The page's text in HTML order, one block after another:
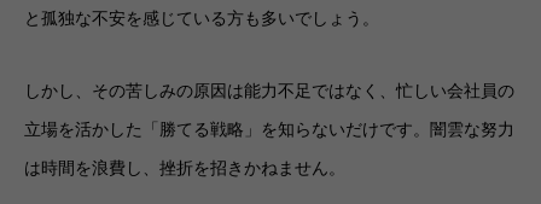
と孤独な不安を感じている方も多いでしょう。
しかし、その苦しみの原因は能力不足ではなく、忙しい会社員の
立場を活かした「勝てる戦略」を知らないだけです。闇雲な努力
は時間を浪費し、挫折を招きかねません。